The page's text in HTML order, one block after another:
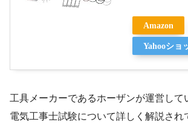
Amazon
Yahooショ
工具メーカーであるホーザンが運営して
電気工事士試験について詳しく解説され